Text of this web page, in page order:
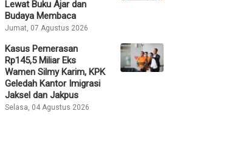
Lewat Buku Ajar dan
Budaya Membaca
Jumat, 07 Agustus 2026
Kasus Pemerasan
Rp145,5 Miliar Eks
Wamen Silmy Karim, KPK
Geledah Kantor Imigrasi
Jaksel dan Jakpus
Selasa, 04 Agustus 2026